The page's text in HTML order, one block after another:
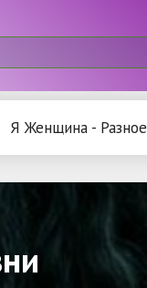
Я Женщина - Разное